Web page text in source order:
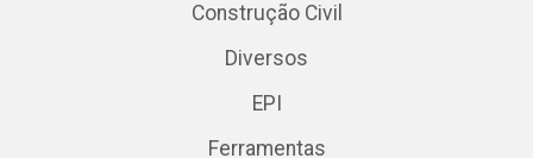
Construção Civil
Diversos
EPI
Ferramentas